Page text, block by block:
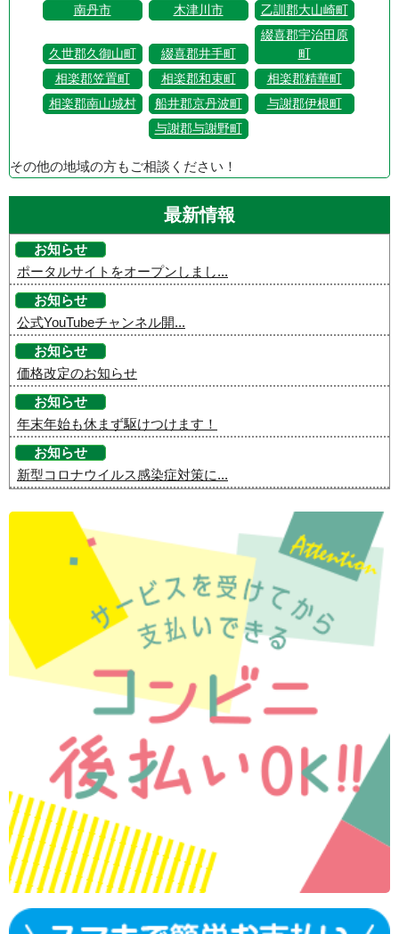
南丹市
木津川市 乙訓郡大山崎町
久世郡久御山町 綴喜郡井手町
綴喜郡宇治田原
町
相楽郡笠置町
相楽郡和束町
相楽郡精華町
相楽郡南山城村
船井郡京丹波町
与謝郡伊根町
与謝郡与謝野町
その他の地域の方もご相談ください！
最新情報
お知らせ
ポータルサイトをオープンしまし...
お知らせ
公式YouTubeチャンネル開...
お知らせ
価格改定のお知らせ
お知らせ
年末年始も休まず駆けつけます！
お知らせ
新型コロナウイルス感染症対策に...